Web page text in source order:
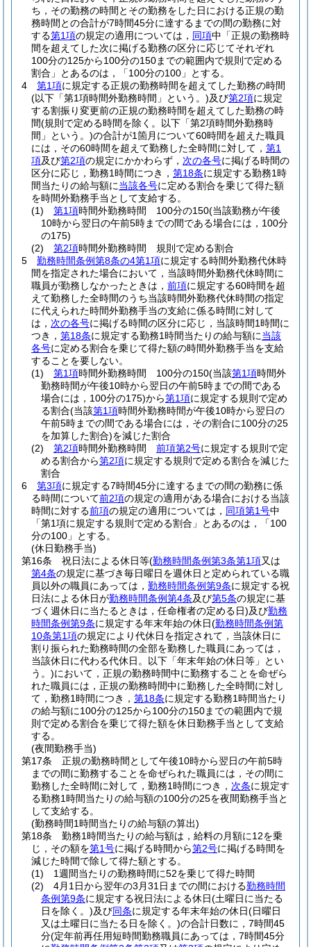
ち，その勤務の時間とその勤務をした日における正規の勤
務時間との合計が7時間45分に達するまでの間の勤務に対
する第1項の規定の適用については， 同項中「正規の勤務時
間を超えてした次に掲げる勤務の区分に応じてそれぞれ
100分の125から100分の150までの範囲内で規則で定める
割合」とあるのは，「100分の100」とする。
4
第1項に規定する正規の勤務時間を超えてした勤務の時間
(以下「第1項時間外勤務時間」という。)及び第2項に規定
する割振り変更前の正規の勤務時間を超えてした勤務の時
間(規則で定める時間を除く。以下「第2項時間外勤務時
間」という。)の合計が1箇月について60時間を超えた職員
には，その60時間を超えて勤務した全時間に対して， 第1
項及び第2項の規定にかかわらず， 次の各号に掲げる時間の
区分に応じ，勤務1時間につき， 第18条に規定する勤務1時
間当たりの給与額に当該各号に定める割合を乗じて得た額
を時間外勤務手当として支給する。
(1)
第1項時間外勤務時間 100分の150(当該勤務が午後
10時から翌日の午前5時までの間である場合には，100分
の175)
(2)
第2項時間外勤務時間 規則で定める割合
5
勤務時間条例第8条の4第1項に規定する時間外勤務代休時
間を指定された場合において，当該時間外勤務代休時間に
職員が勤務しなかったときは， 前項に規定する60時間を超
えて勤務した全時間のうち当該時間外勤務代休時間の指定
に代えられた時間外勤務手当の支給に係る時間に対して
は， 次の各号に掲げる時間の区分に応じ，当該時間1時間に
つき， 第18条に規定する勤務1時間当たりの給与額に当該
各号に定める割合を乗じて得た額の時間外勤務手当を支給
することを要しない。
(1)
第1項時間外勤務時間 100分の150(当該第1項時間外
勤務時間が午後10時から翌日の午前5時までの間である
場合には，100分の175)から第1項に規定する規則で定め
る割合(当該第1項時間外勤務時間が午後10時から翌日の
午前5時までの間である場合には，その割合に100分の25
を加算した割合)を減じた割合
(2)
第2項時間外勤務時間 前項第2号に規定する規則で定
める割合から第2項に規定する規則で定める割合を減じた
割合
6
第3項に規定する7時間45分に達するまでの間の勤務に係
る時間について前2項の規定の適用がある場合における当該
時間に対する前項の規定の適用については， 同項第1号中
「第1項に規定する規則で定める割合」とあるのは，「100
分の100」とする。
(休日勤務手当)
第16条
祝日法による休日等(勤務時間条例第3条第1項又は
第4条の規定に基づき毎日曜日を週休日と定められている職
員以外の職員にあっては， 勤務時間条例第9条に規定する祝
日法による休日が勤務時間条例第4条及び第5条の規定に基
づく週休日に当たるときは，任命権者の定める日)及び勤務
時間条例第9条に規定する年末年始の休日(勤務時間条例第
10条第1項の規定により代休日を指定されて，当該休日に
割り振られた勤務時間の全部を勤務した職員にあっては，
当該休日に代わる代休日。以下「年末年始の休日等」とい
う。)において，正規の勤務時間中に勤務することを命ぜら
れた職員には，正規の勤務時間中に勤務した全時間に対し
て，勤務1時間につき， 第18条に規定する勤務1時間当たり
の給与額に100分の125から100分の150までの範囲内で規
則で定める割合を乗じて得た額を休日勤務手当として支給
する。
(夜間勤務手当)
第17条
正規の勤務時間として午後10時から翌日の午前5時
までの間に勤務することを命ぜられた職員には，その間に
勤務した全時間に対して，勤務1時間につき， 次条に規定す
る勤務1時間当たりの給与額の100分の25を夜間勤務手当と
して支給する。
(勤務時間1時間当たりの給与額の算出)
第18条
勤務1時間当たりの給与額は，給料の月額に12を乗
じ，その額を第1号に掲げる時間から第2号に掲げる時間を
減じた時間で除して得た額とする。
(1)
1週間当たりの勤務時間に52を乗じて得た時間
(2)
4月1日から翌年の3月31日までの間における勤務時間
条例第9条に規定する祝日法による休日(土曜日に当たる
日を除く。)及び同条に規定する年末年始の休日(日曜日
又は土曜日に当たる日を除く。)の合計日数に，7時間45
分(定年前再任用短時間勤務職員にあっては，7時間45分